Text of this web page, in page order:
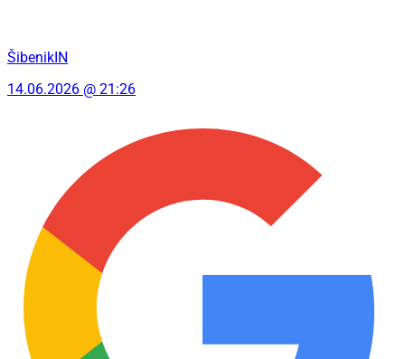
ŠibenikIN
14.06.2026 @ 21:26